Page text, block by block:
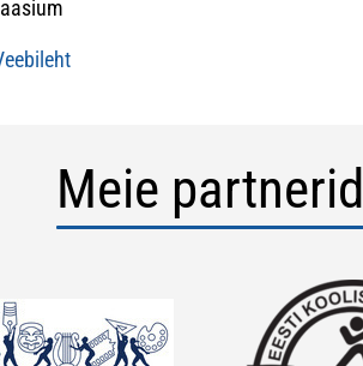
Meie partnerid